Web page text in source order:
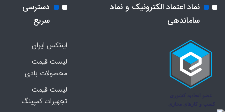
نماد اعتماد الکترونیک و نماد
ساماندهی
دسترسی
سریع
اینتکس ایران
لیست قیمت
محصولات بادی
لیست قیمت
تجهیزات کمپینگ